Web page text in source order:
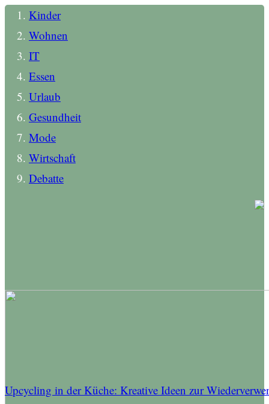
Kinder
Wohnen
IT
Essen
Urlaub
Gesundheit
Mode
Wirtschaft
Debatte
Upcycling in der Küche: Kreative Ideen zur